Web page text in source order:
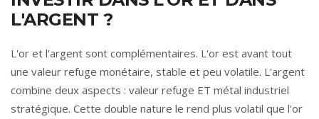
L'ARGENT ?
L'or et l'argent sont complémentaires. L'or est avant tout
une valeur refuge monétaire, stable et peu volatile. L'argent
combine deux aspects : valeur refuge ET métal industriel
stratégique. Cette double nature le rend plus volatil que l'or